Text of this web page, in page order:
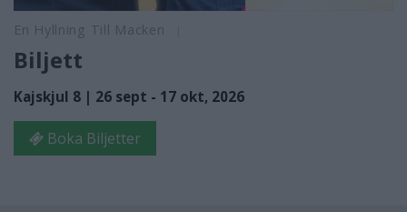
En Hyllning Till Macken
Biljett
Kajskjul 8 | 26 sept - 17 okt, 2026
Boka Biljetter